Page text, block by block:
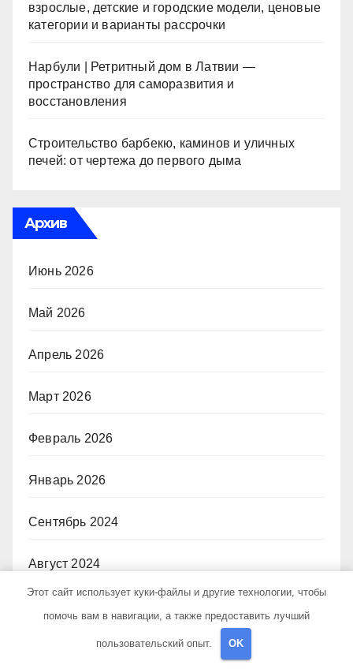
взрослые, детские и городские модели, ценовые
категории и варианты рассрочки
Нарбули | Ретритный дом в Латвии —
пространство для саморазвития и
восстановления
Строительство барбекю, каминов и уличных
печей: от чертежа до первого дыма
Архив
Июнь 2026
Май 2026
Апрель 2026
Март 2026
Февраль 2026
Январь 2026
Сентябрь 2024
Август 2024
Этот сайт использует куки-файлы и другие технологии, чтобы
помочь вам в навигации, а также предоставить лучший
пользовательский опыт. OK